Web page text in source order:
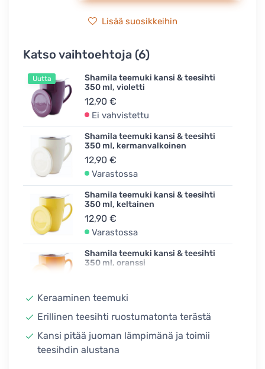
Lisää suosikkeihin
Katso vaihtoehtoja (6)
Uutta
Shamila teemuki kansi & teesihti
350 ml, violetti
12,90 €
Ei vahvistettu
Shamila teemuki kansi & teesihti
350 ml, kermanvalkoinen
12,90 €
Varastossa
Shamila teemuki kansi & teesihti
350 ml, keltainen
12,90 €
Varastossa
Shamila teemuki kansi & teesihti
350 ml, oranssi
Shamila teemuki kansi & teesihti
350 ml, minttu
12,90 €
Varastossa
Keraaminen teemuki
Erillinen teesihti ruostumatonta terästä
Kansi pitää juoman lämpimänä ja toimii
teesihdin alustana